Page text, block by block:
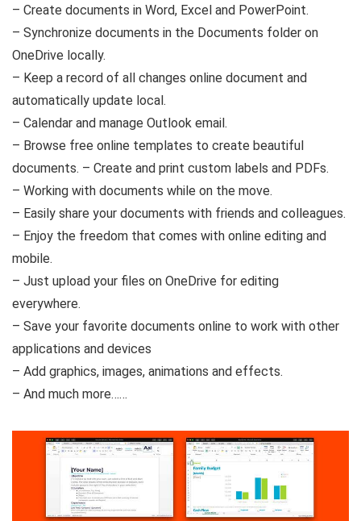
– Create documents in Word, Excel and PowerPoint.
– Synchronize documents in the Documents folder on
OneDrive locally.
– Keep a record of all changes online document and
automatically update local.
– Calendar and manage Outlook email.
– Browse free online templates to create beautiful
documents. – Create and print custom labels and PDFs.
– Working with documents while on the move.
– Easily share your documents with friends and colleagues.
– Enjoy the freedom that comes with online editing and
mobile.
– Just upload your files on OneDrive for editing
everywhere.
– Save your favorite documents online to work with other
applications and devices
– Add graphics, images, animations and effects.
– And much more……